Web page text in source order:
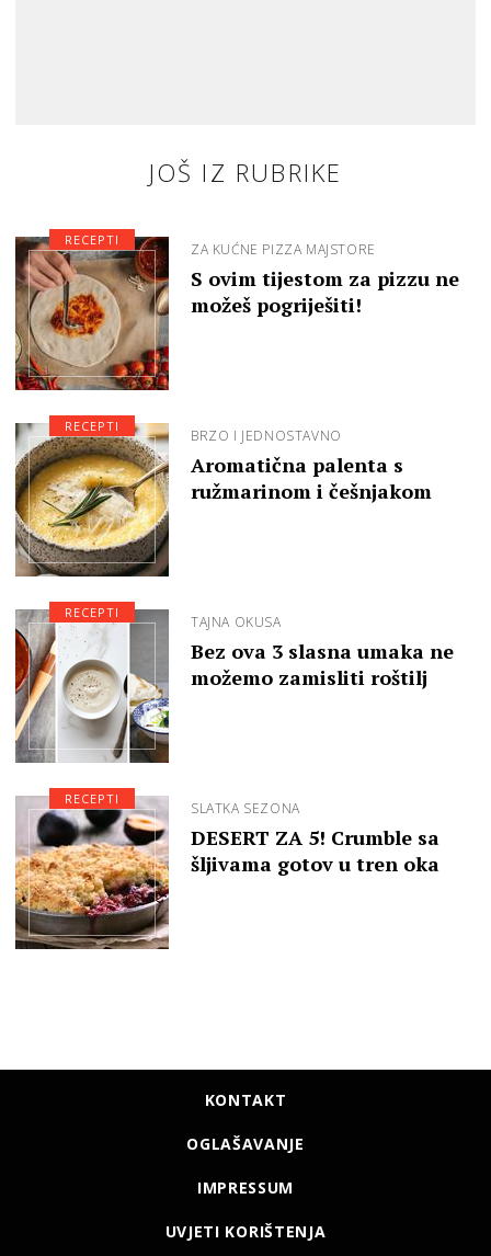
JOŠ IZ RUBRIKE
ZA KUĆNE PIZZA MAJSTORE
S ovim tijestom za pizzu ne
možeš pogriješiti!
RECEPTI
BRZO I JEDNOSTAVNO
Aromatična palenta s
ružmarinom i češnjakom
RECEPTI
TAJNA OKUSA
Bez ova 3 slasna umaka ne
možemo zamisliti roštilj
RECEPTI
SLATKA SEZONA
DESERT ZA 5! Crumble sa
šljivama gotov u tren oka
RECEPTI
KONTAKT
OGLAŠAVANJE
IMPRESSUM
UVJETI KORIŠTENJA